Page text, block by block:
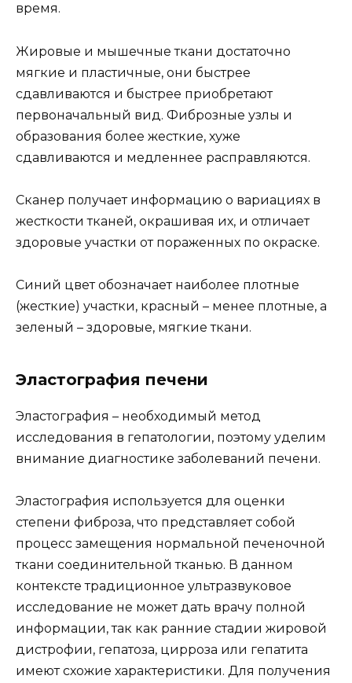
время.
Жировые и мышечные ткани достаточно
мягкие и пластичные, они быстрее
сдавливаются и быстрее приобретают
первоначальный вид. Фиброзные узлы и
образования более жесткие, хуже
сдавливаются и медленнее расправляются.
Сканер получает информацию о вариациях в
жесткости тканей, окрашивая их, и отличает
здоровые участки от пораженных по окраске.
Синий цвет обозначает наиболее плотные
(жесткие) участки, красный – менее плотные, а
зеленый – здоровые, мягкие ткани.
Эластография печени
Эластография – необходимый метод
исследования в гепатологии, поэтому уделим
внимание диагностике заболеваний печени.
Эластография используется для оценки
степени фиброза, что представляет собой
процесс замещения нормальной печеночной
ткани соединительной тканью. В данном
контексте традиционное ультразвуковое
исследование не может дать врачу полной
информации, так как ранние стадии жировой
дистрофии, гепатоза, цирроза или гепатита
имеют схожие характеристики. Для получения